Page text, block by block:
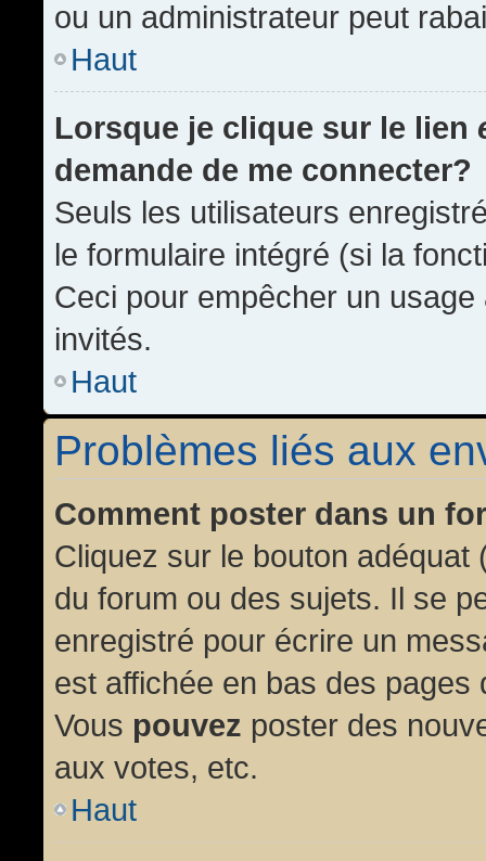
ou un administrateur peut
Haut
Lorsque je clique sur le lien
demande de me connecter?
Seuls les utilisateurs
le formulaire intégré (si la
Ceci pour empêcher un
invités.
Haut
Problèmes liés aux
Comment poster dans un
Cliquez sur le bouton
du forum ou des sujets. Il se
enregistré pour écrire un
est affichée en bas des
Vous pouvez poster des
aux votes, etc.
Haut